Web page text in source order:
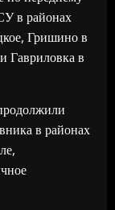
в районах
Гришино в
Гавриловка в
в районах